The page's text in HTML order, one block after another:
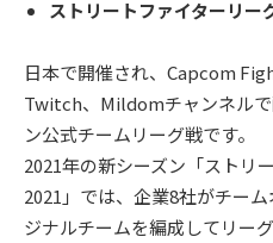
ストリートファイターリー
⽇本で開催され、Capcom
Twitch、Mildomチャンネル
ン公式チームリーグ戦です。
2021年の新シーズン「ストリ
2021」では、企業8社がチー
ジナルチームを編成してリー